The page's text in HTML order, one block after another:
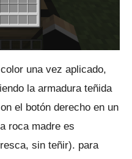
una vez aplicado,
la armadura teñida
el botón derecho en un
roca madre es
sin teñir). para